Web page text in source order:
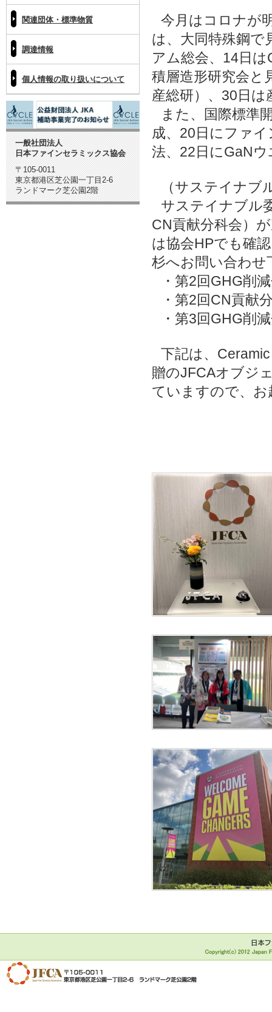
関連団体・標準物質
調達情報
個人情報の取り扱いについて
一般社団法人
日本ファインセラミックス協会
〒105-0011
東京都港区芝公園一丁目2-6
ランドマーク芝公園2階
今月はコロナが
は、大同特殊鋼で
アム総会、14日
積層造形研究会と
産総研）、30日
また、国際標準
成、20日にファ
法、22日にGaN
（サステイナブ
サステイナブル
CN貢献分科会）
は協会HPでも確
杉へお問い合わせ
・第2回GHG削
・第2回CN貢献
・第3回GHG削
下記は、
贈のJFCAオブジ
ていますので、